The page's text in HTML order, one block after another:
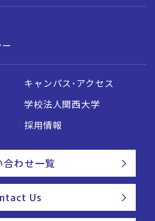
キャンパス・アクセス
学校法人関西大学
採用情報
合わせ一覧
Us